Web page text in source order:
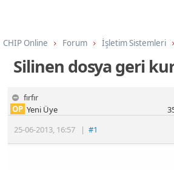
CHIP Online Forum İşletim Sistemleri
Silinen dosya geri
fırfır
25-06-2013, 16:57 |#1
OP Yeni Üye